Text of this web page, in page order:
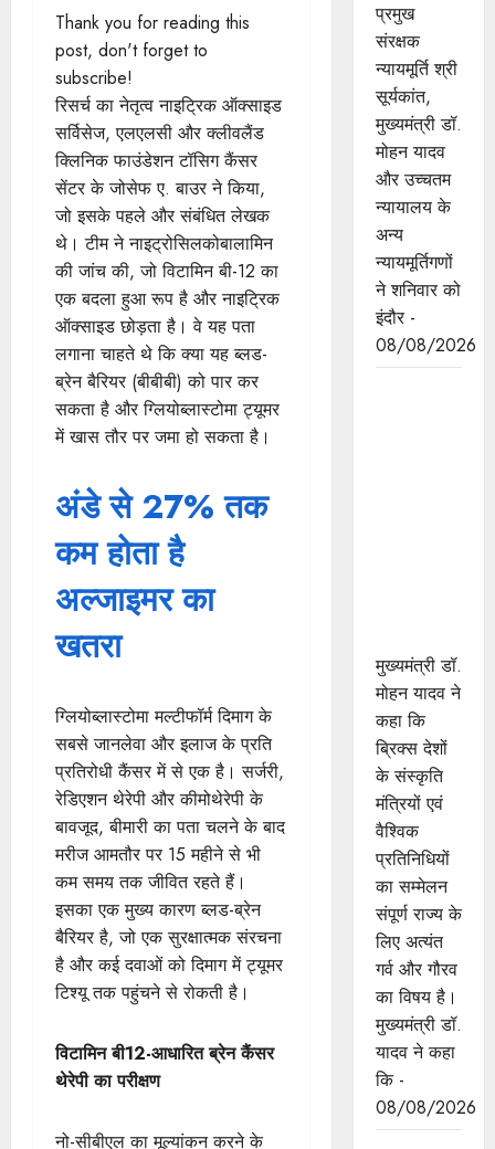
Thank you for reading this
post, don't forget to
subscribe!
रिसर्च का नेतृत्व नाइट्रिक ऑक्साइड
सर्विसेज, एलएलसी और क्लीवलैंड
क्लिनिक फाउंडेशन टॉसिग कैंसर
सेंटर के जोसेफ ए. बाउर ने किया,
जो इसके पहले और संबंधित लेखक
थे। टीम ने नाइट्रोसिलकोबालामिन
की जांच की, जो विटामिन बी-12 का
एक बदला हुआ रूप है और नाइट्रिक
ऑक्साइड छोड़ता है। वे यह पता
लगाना चाहते थे कि क्या यह ब्लड-
ब्रेन बैरियर (बीबीबी) को पार कर
सकता है और ग्लियोब्लास्टोमा ट्यूमर
में खास तौर पर जमा हो सकता है।
अंडे से 27% तक
कम होता है
अल्जाइमर का
खतरा
ग्लियोब्लास्टोमा मल्टीफॉर्म दिमाग के
सबसे जानलेवा और इलाज के प्रति
प्रतिरोधी कैंसर में से एक है। सर्जरी,
रेडिएशन थेरेपी और कीमोथेरेपी के
बावजूद, बीमारी का पता चलने के बाद
मरीज आमतौर पर 15 महीने से भी
कम समय तक जीवित रहते हैं।
इसका एक मुख्य कारण ब्लड-ब्रेन
बैरियर है, जो एक सुरक्षात्मक संरचना
है और कई दवाओं को दिमाग में ट्यूमर
टिश्यू तक पहुंचने से रोकती है।
विटामिन बी12-आधारित ब्रेन कैंसर
थेरेपी का परीक्षण
नो-सीबीएल का मूल्यांकन करने के
प्रमुख
संरक्षक
न्यायमूर्ति श्री
सूर्यकांत,
मुख्यमंत्री डॉ.
मोहन यादव
और उच्चतम
न्यायालय के
अन्य
न्यायमूर्तिगणों
ने शनिवार को
इंदौर -
08/08/2026
मुख्यमंत्री डॉ.
मोहन यादव ने
कहा कि
ब्रिक्स देशों
के संस्कृति
मंत्रियों एवं
वैश्विक
प्रतिनिधियों
का सम्मेलन
संपूर्ण राज्य के
लिए अत्यंत
गर्व और गौरव
का विषय है।
मुख्यमंत्री डॉ.
यादव ने कहा
कि -
08/08/2026